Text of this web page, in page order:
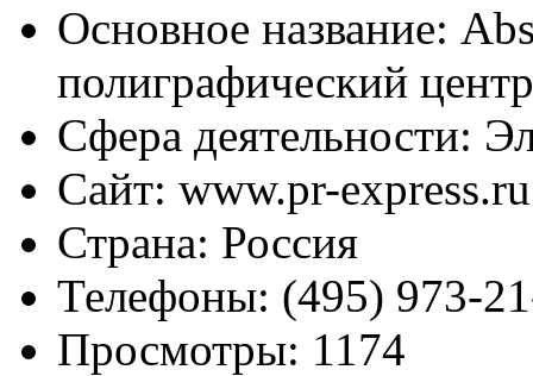
Основное название:
полиграфический центр
Сфера деятельности:
Сайт: www.pr-express.ru
Страна: Россия
Телефоны: (495) 973-
Просмотры: 1174